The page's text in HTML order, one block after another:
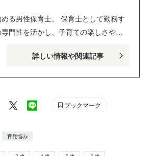
る男性保育士。 保育士として勤務す
門性を活かし、子育ての楽しさや子
以上。 他園で保育内容へのアドバイス
）フォロワー数は62万人を超える。子
スゴ技大全 カリスマ保育士てぃ先
ら、これやってみ！』（ダイヤモン
詳しい情報や関連記事
ブックマーク
育児悩み